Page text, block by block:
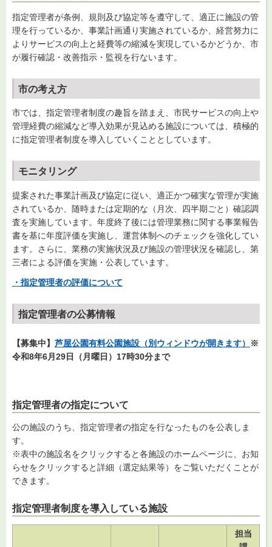
指定管理者が条例、規則及び協定等を遵守して、適正に施設の管
理を行っているか、事業計画通り実施されているか、経営努力に
よりサービスの向上と経費等の縮減を実現しているかどうか、市
が履行確認・改善指示・監視を行ないます。
市の考え方
市では、指定管理者制度の趣旨を踏まえ、市民サービスの向上や
管理経費の縮減など導入効果が見込める施設については、積極的
に指定管理者制度を導入していくこととしています。
モニタリング
提案された事業計画及び協定に従い、適正かつ確実な管理が実施
されているか、随時または定期的な（月次、四半期ごと）確認調
査を実施しています。年度終了後には管理業務に関する事業報告
書を基に年度評価を実施し、運営体制へのチェックを強化してい
ます。さらに、業務の実施状況及び施設の管理状況を確認し、第
三者による評価を実施・公表しています。
・指定管理者の評価について
指定管理者の公募情報
【募集中】 芦屋公園有料公園施設（別ウィンドウが開きます）
※
令和8年6月29日（月曜日）17時30分まで
指定管理者の指定について
公の施設のうち、指定管理者の指定を行なったものを公表しま
す。
※表中の施設名をクリックすると各施設のホームページに、お知
らせをクリックすると詳細（選定結果等）をご覧いただくことが
できます。
指定管理者制度を導入している施設
担当